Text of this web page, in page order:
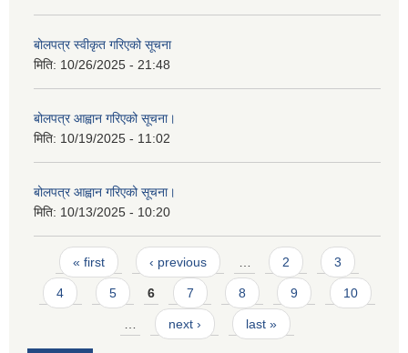
बोलपत्र स्वीकृत गरिएको सूचना
मिति: 10/26/2025 - 21:48
बोलपत्र आह्वान गरिएको सूचना।
मिति: 10/19/2025 - 11:02
बोलपत्र आह्वान गरिएको सूचना।
मिति: 10/13/2025 - 10:20
Pages
« first ‹ previous 2 3
4 5 6 7 8 9 10
next › last »